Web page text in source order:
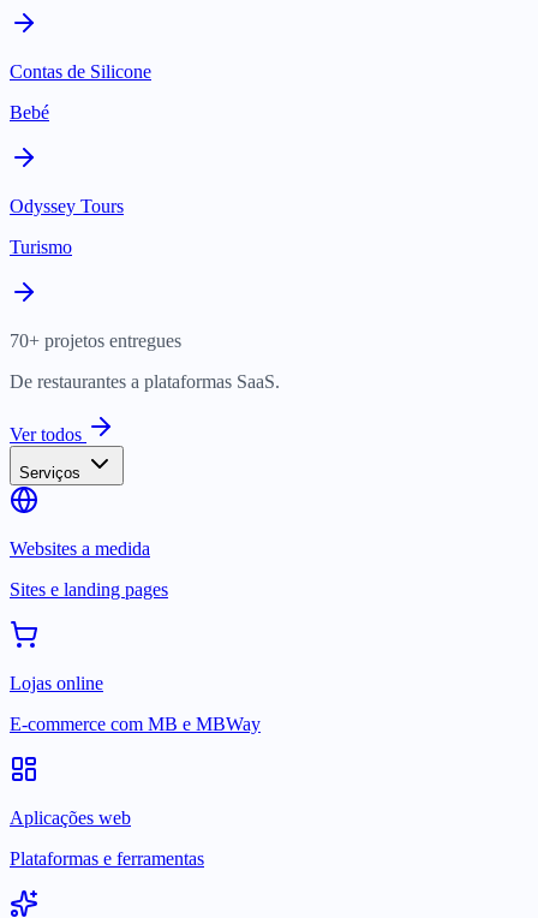
Contas de Silicone
Bebé
Odyssey Tours
Turismo
70+ projetos entregues
De restaurantes a plataformas SaaS.
Ver todos
Serviços
Websites a medida
Sites e landing pages
Lojas online
E-commerce com MB e MBWay
Aplicações web
Plataformas e ferramentas